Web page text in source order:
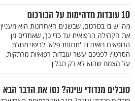
10 עובדות מדהימות על הכורכום
מה יש בו בכורכום, שבשנים האחרונות הוא מעניין
את הקהילה הרפואית עד כדי כך, שאחדים מן
הרופאים רואים בו 'תרופת פלא' לריפוי מחלת
הסרטן? לפניכם עשר עובדות רפואיות מרתקות,
על הצמח שהוא לא רק תבלין
סובלים מנדודי שינה? נסו את הדבר הבא